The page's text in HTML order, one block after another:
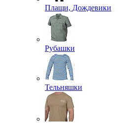
Плащи, Дождевики
Рубашки
Тельняшки